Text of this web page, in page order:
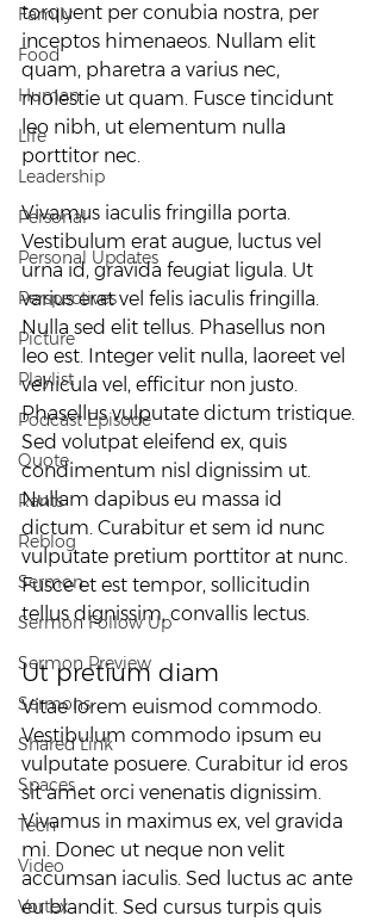
Family
Food
Human
Life
Leadership
Personal
Personal Updates
Perspectives
Picture
Playlist
Podcast Episode
Quote
Rants
Reblog
Sermon
Sermon Follow Up
Sermon Preview
Sermons
Shared Link
Spaces
Tech
Video
Vortex
torquent per conubia nostra, per
inceptos himenaeos. Nullam elit
quam, pharetra a varius nec,
molestie ut quam. Fusce tincidunt
leo nibh, ut elementum nulla
porttitor nec.
Vivamus iaculis fringilla porta.
Vestibulum erat augue, luctus vel
urna id, gravida feugiat ligula. Ut
varius erat vel felis iaculis fringilla.
Nulla sed elit tellus. Phasellus non
leo est. Integer velit nulla, laoreet vel
vehicula vel, efficitur non justo.
Phasellus vulputate dictum tristique.
Sed volutpat eleifend ex, quis
condimentum nisl dignissim ut.
Nullam dapibus eu massa id
dictum. Curabitur et sem id nunc
vulputate pretium porttitor at nunc.
Fusce et est tempor, sollicitudin
tellus dignissim, convallis lectus.
Ut pretium diam
Vitae lorem euismod commodo.
Vestibulum commodo ipsum eu
vulputate posuere. Curabitur id eros
sit amet orci venenatis dignissim.
Vivamus in maximus ex, vel gravida
mi. Donec ut neque non velit
accumsan iaculis. Sed luctus ac ante
eu blandit. Sed cursus turpis quis